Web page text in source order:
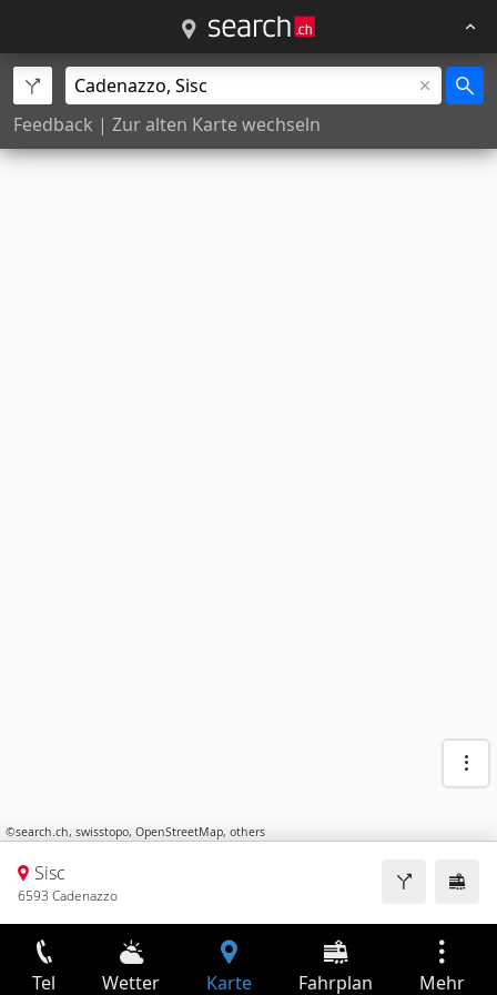
Feedback | Zur alten Karte wechseln
©search.ch, swisstopo, OpenStreetMap, others
Sisc
6593 Cadenazzo
Tel Wetter Karte Fahrplan Mehr